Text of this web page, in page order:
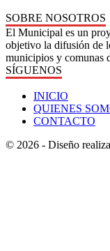
SOBRE NOSOTROS
El Municipal es un
objetivo la difusión de
municipios y comunas
SÍGUENOS
INICIO
QUIENES
CONTACTO
© 2026 - Diseño